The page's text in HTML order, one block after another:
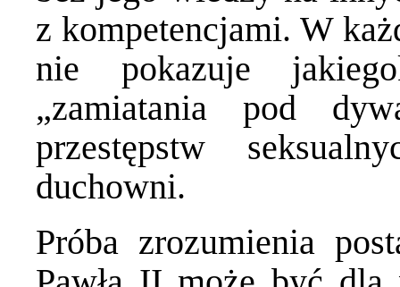
z kompetencjami. W
nie pokazuje
„zamiatania pod
przestępstw
duchowni.
Próba zrozumienia